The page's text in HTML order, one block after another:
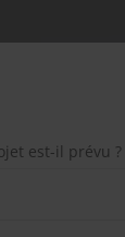
est-il prévu